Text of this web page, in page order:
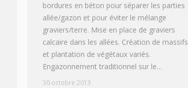
bordures en béton pour séparer les parties
allée/gazon et pour éviter le mélange
graviers/terre. Mise en place de graviers
calcaire dans les allées. Création de massifs
et plantation de végétaux variés.
Engazonnement traditionnel sur le…
30 octobre 2013